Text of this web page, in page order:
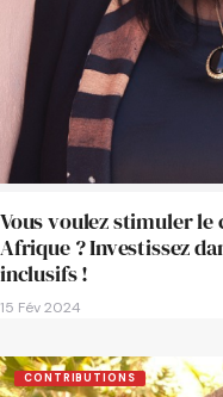
Vous voulez stimuler
Afrique ? Investissez
inclusifs !
15 Fév 2024
CONTRIBUTIONS